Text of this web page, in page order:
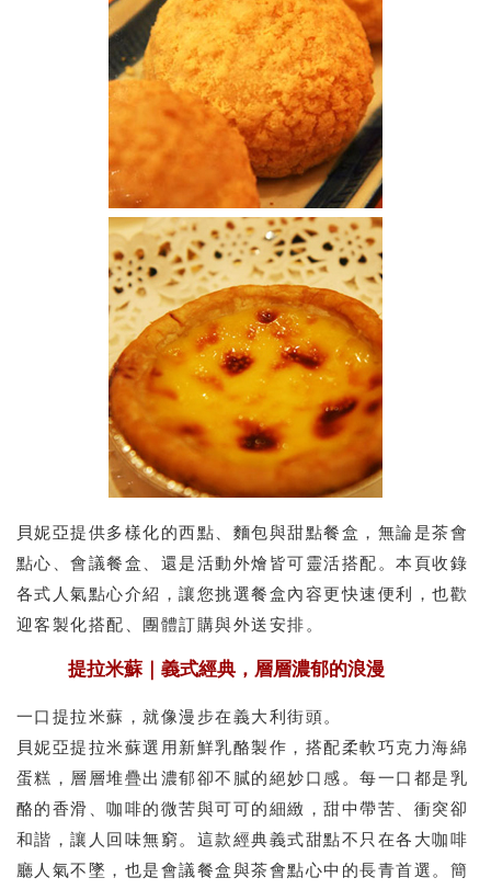
貝妮亞提供多樣化的西點、麵包與甜點餐盒，無論是茶會
點心、會議餐盒、還是活動外燴皆可靈活搭配。本頁收錄
各式人氣點心介紹，讓您挑選餐盒內容更快速便利，也歡
迎客製化搭配、團體訂購與外送安排。
提拉米蘇｜義式經典，層層濃郁的浪漫
一口提拉米蘇，就像漫步在義大利街頭。
貝妮亞提拉米蘇選用新鮮乳酪製作，搭配柔軟巧克力海綿
蛋糕，層層堆疊出濃郁卻不膩的絕妙口感。每一口都是乳
酪的香滑、咖啡的微苦與可可的細緻，甜中帶苦、衝突卻
和諧，讓人回味無窮。這款經典義式甜點不只在各大咖啡
廳人氣不墜，也是會議餐盒與茶會點心中的長青首選。簡